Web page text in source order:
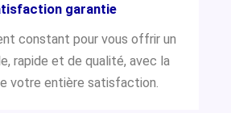
garantie
constant pour vous offrir un
rapide et de qualité, avec la
votre entière satisfaction.